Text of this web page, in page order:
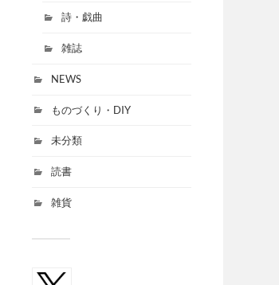
詩・戯曲
雑誌
NEWS
ものづくり・DIY
未分類
読書
雑貨